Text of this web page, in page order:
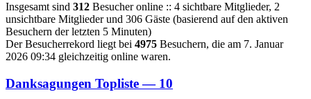
Insgesamt sind 312 Besucher online :: 4 sichtbare Mitglieder, 2
unsichtbare Mitglieder und 306 Gäste (basierend auf den aktiven
Besuchern der letzten 5 Minuten)
Der Besucherrekord liegt bei 4975 Besuchern, die am 7. Januar
2026 09:34 gleichzeitig online waren.
Danksagungen Topliste — 10